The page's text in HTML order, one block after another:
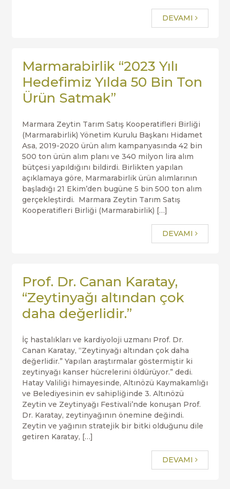
DEVAMI
Marmarabirlik “2023 Yılı
Hedefimiz Yılda 50 Bin Ton
Ürün Satmak”
Marmara Zeytin Tarım Satış Kooperatifleri Birliği
(Marmarabirlik) Yönetim Kurulu Başkanı Hidamet
Asa, 2019-2020 ürün alım kampanyasında 42 bin
500 ton ürün alım planı ve 340 milyon lira alım
bütçesi yapıldığını bildirdi. Birlikten yapılan
açıklamaya göre, Marmarabirlik ürün alımlarının
başladığı 21 Ekim’den bugüne 5 bin 500 ton alım
gerçekleştirdi. Marmara Zeytin Tarım Satış
Kooperatifleri Birliği (Marmarabirlik) […]
DEVAMI
Prof. Dr. Canan Karatay,
“Zeytinyağı altından çok
daha değerlidir.”
İç hastalıkları ve kardiyoloji uzmanı Prof. Dr.
Canan Karatay, “Zeytinyağı altından çok daha
değerlidir.” Yapılan araştırmalar göstermiştir ki
zeytinyağı kanser hücrelerini öldürüyor.” dedi.
Hatay Valiliği himayesinde, Altınözü Kaymakamlığı
ve Belediyesinin ev sahipliğinde 3. Altınözü
Zeytin ve Zeytinyağı Festivali’nde konuşan Prof.
Dr. Karatay, zeytinyağının önemine değindi.
Zeytin ve yağının stratejik bir bitki olduğunu dile
getiren Karatay, […]
DEVAMI